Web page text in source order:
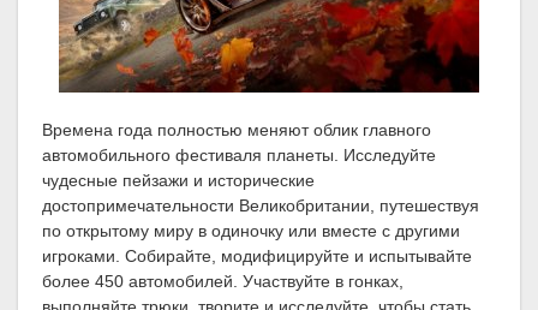
Времена года полностью меняют облик главного
автомобильного фестиваля планеты. Исследуйте
чудесные пейзажи и исторические
достопримечательности Великобритании, путешествуя
по открытому миру в одиночку или вместе с другими
игроками. Собирайте, модифицируйте и испытывайте
более 450 автомобилей. Участвуйте в гонках,